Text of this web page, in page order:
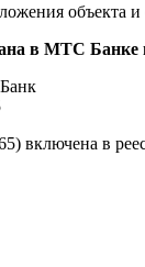
в МТС Банке
в